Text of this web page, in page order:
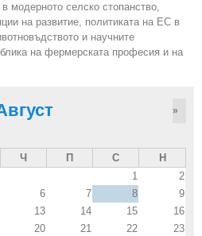
модерното селско стопанство,
на развитие, политиката на ЕС в
и научните
на фермерската професия и на
»
Ч П С
Н
1
2
6 7 8
9
13 14 15
16
20 21 22
23